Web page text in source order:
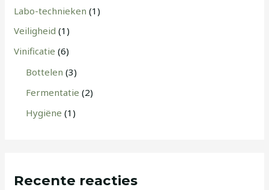
Labo-technieken (1)
Veiligheid (1)
Vinificatie (6)
Bottelen (3)
Fermentatie (2)
Hygiëne (1)
Recente reacties